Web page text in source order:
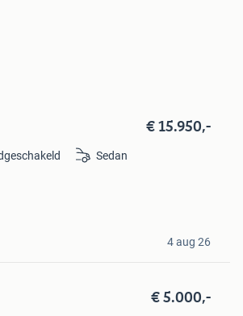
€ 15.950,-
Sedan
4 aug 26
€ 5.000,-